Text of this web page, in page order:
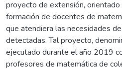
proyecto de extensión, orientado
formación de docentes de
que atendiera las necesidades
detectadas. Tal proyecto,
ejecutado durante el año 2019
profesores de matemática de